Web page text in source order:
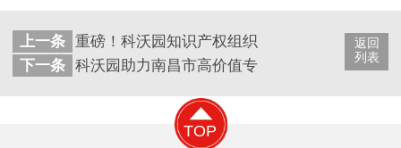
返回
列表
上一条 重磅！科沃园知识产权组织多家单位亮相第二
下一条 科沃园助力南昌市高价值专利与专利奖申报培训
TOP